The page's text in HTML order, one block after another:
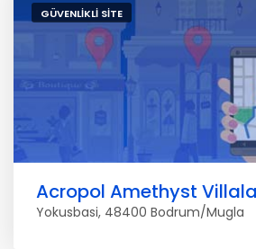
GÜVENLIKLI SITE
Acropol Amethyst
Yokusbasi, 48400 Bodrum/Mugla